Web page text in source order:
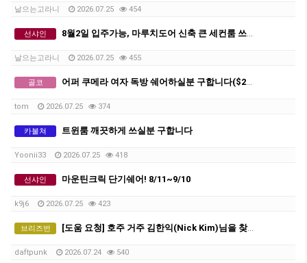
날으는고라니 2026.07.25 454
선샤인 8월2일 입주가능, 마루치도어 신축 큰 세컨룸 쓰실 커플 혹은 2인 쉐어생 구합니다.
날으는고라니 2026.07.25 455
골코 어퍼 쿠메라 여자 독방 쉐어하실분 구합니다($230)
tom 2026.07.25 374
카불쳐 트윈룸 깨끗하게 쓰실분 구합니다
Yoonii33 2026.07.25 418
선샤인 마운틴크릭 단기쉐어! 8/11~9/10
k9j6 2026.07.25 423
브리즈번 [도움 요청] 호주 거주 김한익(Nick Kim)님을 찾고 있습니다 — 결정적 정보 제공 시 사례하겠습니다
daftpunk 2026.07.24 540